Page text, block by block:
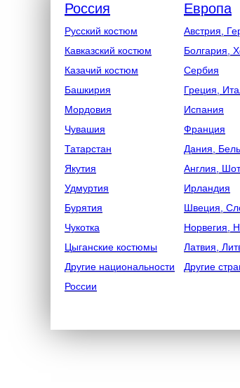
Австрия,
Болгария,
Сербия
Греция,
Испания
Франция
Дания,
Англия,
Ирландия
Швеция,
Норвегия,
Латвия,
Другие
Европа
Русский костюм
Кавказский костюм
Казачий костюм
Башкирия
Мордовия
Чувашия
Татарстан
Якутия
Удмуртия
Бурятия
Чукотка
Цыганские костюмы
Другие национальности
России
Россия